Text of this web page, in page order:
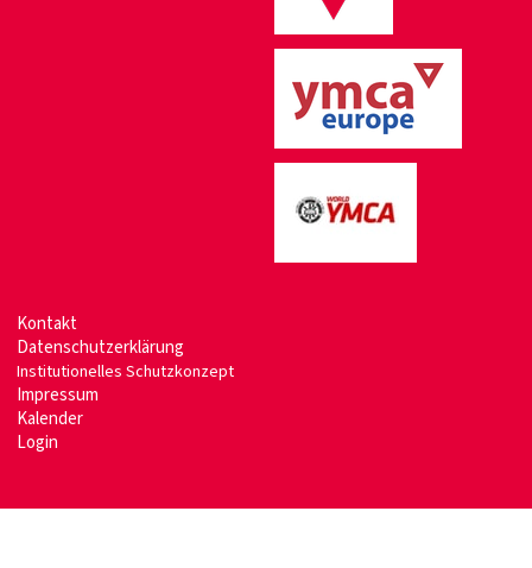
Kontakt
Datenschutzerklärung
Institutionelles Schutzkonzept
Impressum
Kalender
Login